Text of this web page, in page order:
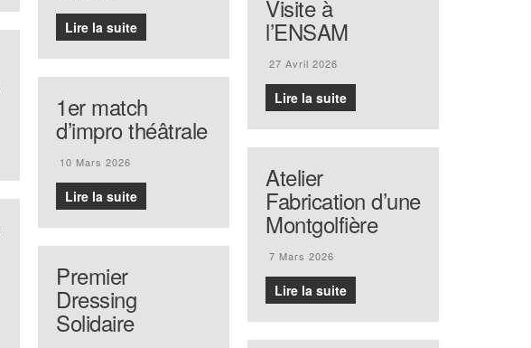
Lire la suite
Visite à
l’ENSAM
27 Avril 2026
Lire la suite
1er match
d’impro théâtrale
10 Mars 2026
Lire la suite
Atelier
Fabrication d’une
Montgolfière
7 Mars 2026
Lire la suite
Premier
Dressing
Solidaire